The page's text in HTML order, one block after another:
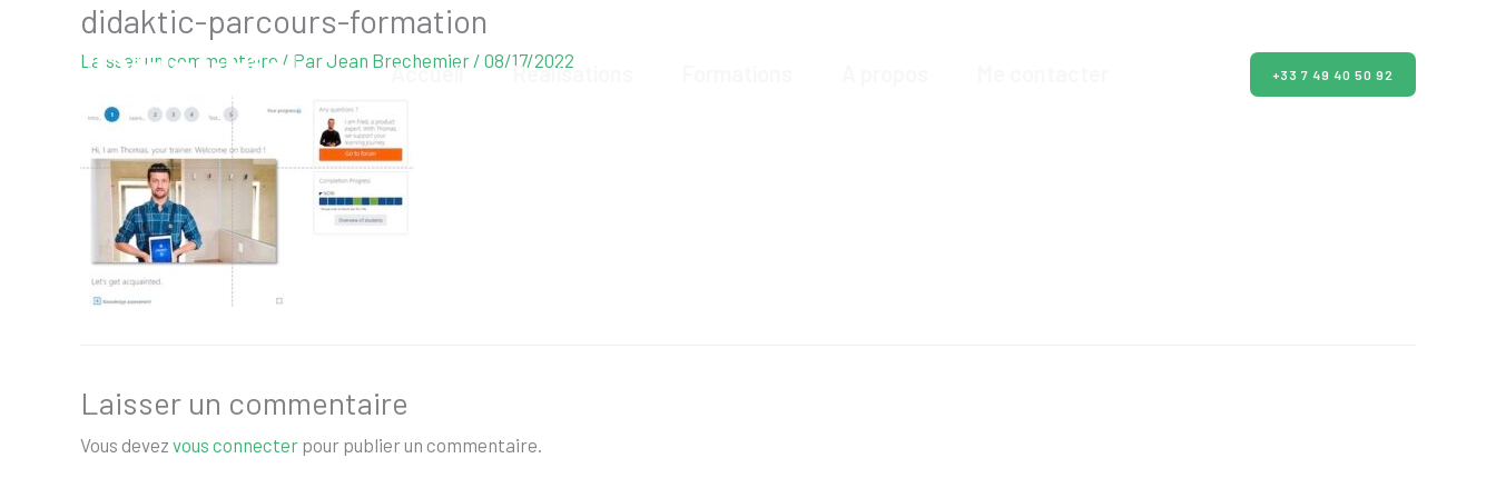
Accueil Réalisations +33 7 49 40 50 92
didaktic-parcours-formation
Laisser un commentaire / ParJean Brechemier / 08/17/2022
Laisser un commentaire
Vous devez vous connecter pour publier un commentaire.